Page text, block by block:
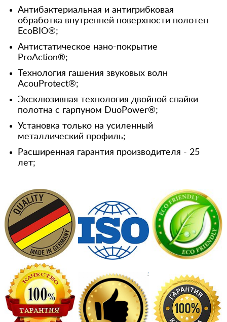
Антибактериальная и антигрибковая
обработка внутренней поверхности полотен
EcoBIO®;
Антистатическое нано-покрытие
ProAction®;
Технология гашения звуковых волн
AcouProtect®;
Эксклюзивная технология двойной спайки
полотна с гарпуном DuoPower®;
Установка только на усиленный
металлический профиль;
Расширенная гарантия производителя - 25
лет;